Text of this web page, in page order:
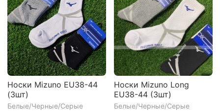
Носки Mizuno EU38-44
(3шт)
Белые/Черные/Серые
Носки Mizuno Long
EU38-44 (3шт)
Белые/Черные/Серые